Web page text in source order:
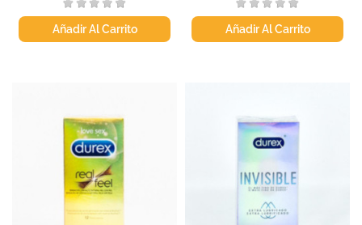
Añadir Al Carrito Añadir Al Carrito